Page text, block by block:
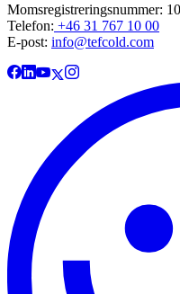
Momsregistreringsnummer:
Telefon: +46 31 767 10 00
E-post: info@tefcold.com